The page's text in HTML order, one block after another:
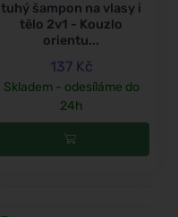
tuhý šampon na vlasy i
tělo 2v1 - Kouzlo
orientu...
137 Kč
Skladem - odesíláme do
24h